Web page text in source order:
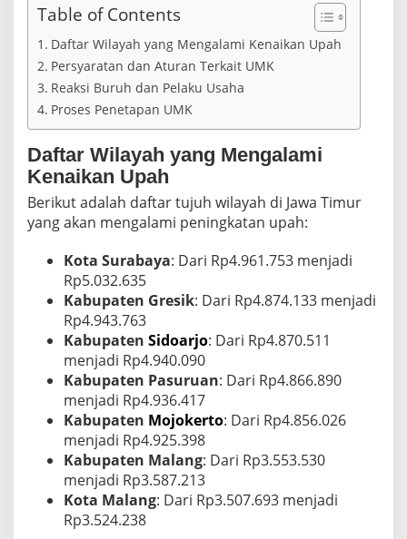
u
h
i
l
a
h
,
S
u
r
a
a
a
l
i
n
g
T
n
g
g
i
Table of Contents
Daftar Wilayah yang Mengalami Kenaikan Upah
Persyaratan dan Aturan Terkait UMK
Reaksi Buruh dan Pelaku Usaha
Proses Penetapan UMK
Daftar Wilayah yang Mengalami
Kenaikan Upah
Berikut adalah daftar tujuh wilayah di Jawa Timur
yang akan mengalami peningkatan upah:
Kota Surabaya: Dari Rp4.961.753 menjadi
Rp5.032.635
Kabupaten Gresik: Dari Rp4.874.133 menjadi
Rp4.943.763
Kabupaten Sidoarjo: Dari Rp4.870.511
menjadi Rp4.940.090
Kabupaten Pasuruan: Dari Rp4.866.890
menjadi Rp4.936.417
Kabupaten Mojokerto: Dari Rp4.856.026
menjadi Rp4.925.398
Kabupaten Malang: Dari Rp3.553.530
menjadi Rp3.587.213
Kota Malang: Dari Rp3.507.693 menjadi
Rp3.524.238